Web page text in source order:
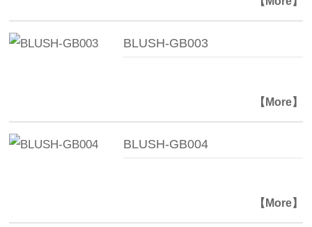
BLUSH-GB003
【More】
BLUSH-GB004
【More】